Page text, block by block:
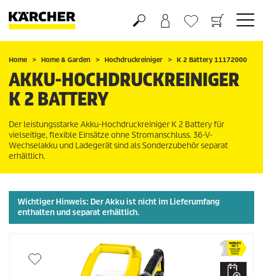
Warenkorb
Wunschliste
Home Home & Garden Hochdruckreiniger K 2 Battery 11172000
AKKU-HOCHDRUCKREINIGER
K 2 BATTERY
Der leistungsstarke Akku-Hochdruckreiniger K 2 Battery für
vielseitige, flexible Einsätze ohne Stromanschluss. 36-V-
Wechselakku und Ladegerät sind als Sonderzubehör separat
erhältlich.
Wichtiger Hinweis: Der Akku istnichtim Lieferumfang
enthalten und separat erhältlich.